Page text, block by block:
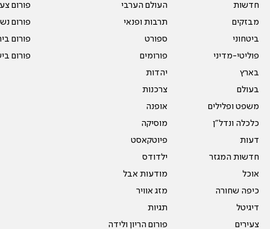
חדשות
מבזקים
ביטחוני
פוליטי-מדיני
בארץ
בעולם
משפט ופלילים
כלכלה ונדל"ן
דעות
חדשות המגזר
אוכל
כיפה שחורה
דיגיטל
צעירים
העולם הערבי
תרבות ופנאי
ספורט
פורומים
יהדות
צרכנות
אופנה
מוסיקה
פיוטקאסט
ילדודס
מודעות אבל
מזג אוויר
תגיות
פורום הריון ולידה
פורום
פורום
פורום
פורום